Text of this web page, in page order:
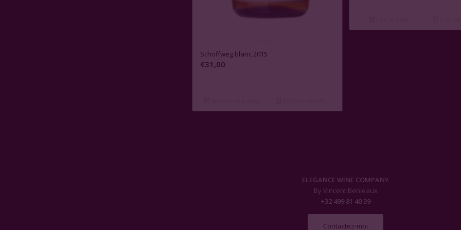
Schoffweg blanc 2015
€31,00
ELEGANCE WINE COMPANY
By Vincent Benieaux
+32 499 81 40 39
Contactez-moi